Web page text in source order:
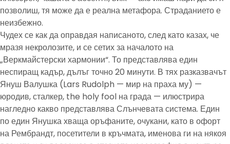
позволиш, тя може да е реална метафора. Страданието е
неизбежно.
Чудех се как да оправдая написаното, след като казах, че
мразя некролозите, и се сетих за началото на
„Веркмайстерски хармонии“. То представлява един
неспиращ кадър, дълъг точно 20 минути. В тях разказвачът
Януш Валушка (Lars Rudolph — мир на праха му) —
юродив, сталкер, the holy fool на града — илюстрира
нагледно какво представлява Слънчевата система. Един
по един Янушка хваща оръфаните, очукани, като в офорт
на Рембрандт, посетители в кръчмата, именова ги на някоя